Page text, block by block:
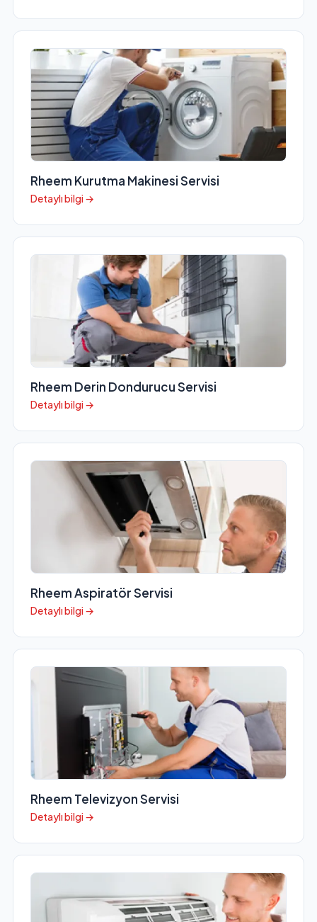
Rheem Kurutma Makinesi Servisi
Detaylı bilgi →
Rheem Derin Dondurucu Servisi
Detaylı bilgi →
Rheem Aspiratör Servisi
Detaylı bilgi →
Rheem Televizyon Servisi
Detaylı bilgi →